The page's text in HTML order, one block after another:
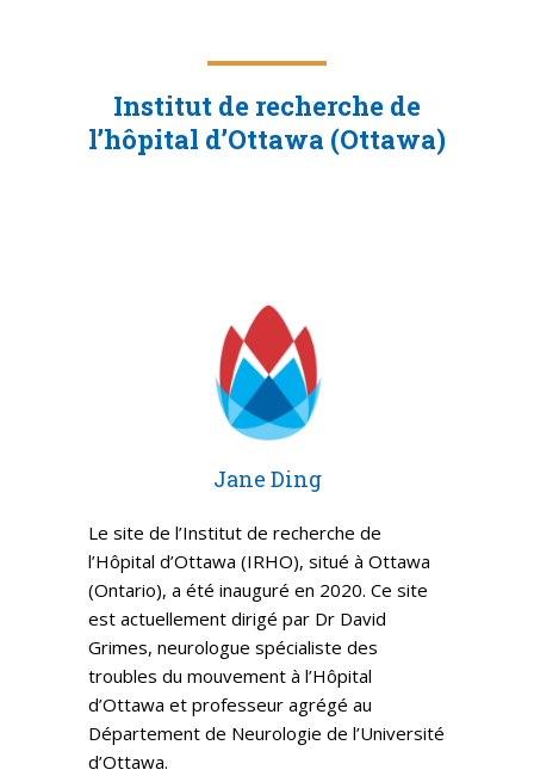
Institut de recherche de
l’hôpital d’Ottawa (Ottawa)
Jane Ding
Le site de l’Institut de recherche de
l’Hôpital d’Ottawa (IRHO), situé à Ottawa
(Ontario), a été inauguré en 2020. Ce site
est actuellement dirigé par Dr David
Grimes, neurologue spécialiste des
troubles du mouvement à l’Hôpital
d’Ottawa et professeur agrégé au
Département de Neurologie de l’Université
d’Ottawa.